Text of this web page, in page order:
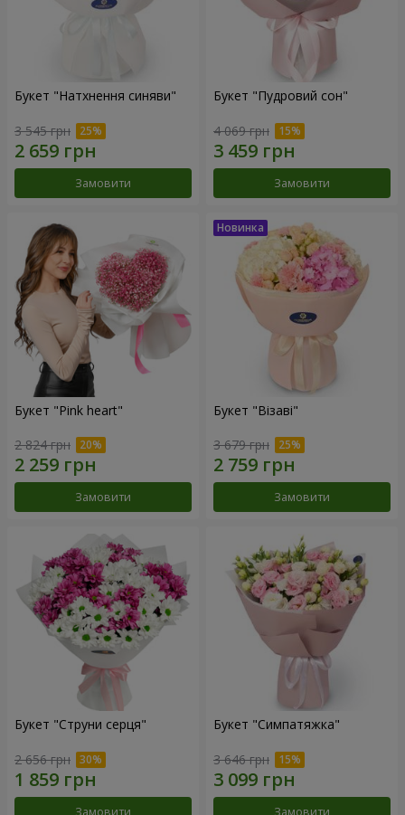
Букет "Натхнення синяви"
3 545 грн
Замовити
Букет "Пудровий сон"
4 069 грн
Замовити
Букет "Pink heart"
2 824 грн
Замовити
Букет "Візаві"
3 679 грн
Замовити
Букет "Струни серця"
2 656 грн
Замовити
Букет "Симпатяжка"
3 646 грн
Замовити